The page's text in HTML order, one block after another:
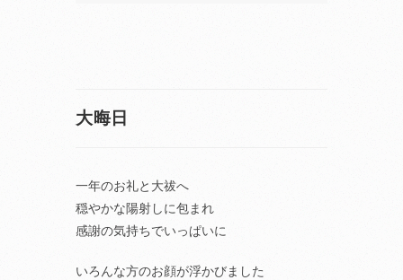
大晦日
一年のお礼と大祓へ
穏やかな陽射しに包まれ
感謝の気持ちでいっぱいに
いろんな方のお顔が浮かびました